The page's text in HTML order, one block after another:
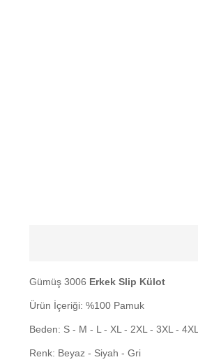
Gümüş 3006 Erkek Slip Külot
Ürün İçeriği: %100 Pamuk
Beden: S - M - L - XL - 2XL - 3XL - 4XL
Renk: Beyaz - Siyah - Gri